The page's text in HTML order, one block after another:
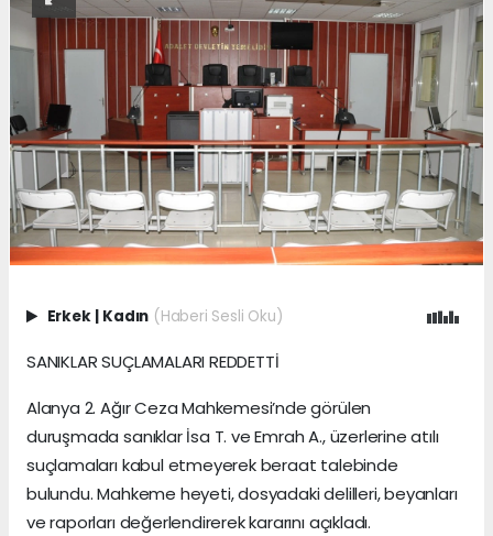
Erkek | Kadın (Haberi Sesli Oku)
SANIKLAR SUÇLAMALARI REDDETTİ
Alanya 2. Ağır Ceza Mahkemesi’nde görülen
duruşmada sanıklar İsa T. ve Emrah A., üzerlerine atılı
suçlamaları kabul etmeyerek beraat talebinde
bulundu. Mahkeme heyeti, dosyadaki delilleri, beyanları
ve raporları değerlendirerek kararını açıkladı.